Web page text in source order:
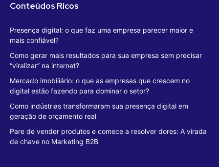
Conteúdos Ricos
Presença digital: o que faz uma empresa parecer maior e
mais confiável?
Como gerar mais resultados para sua empresa sem precisar
“viralizar” na internet?
Mercado imobiliário: o que as empresas que crescem no
digital estão fazendo para dominar o setor?
Como indústrias transformaram sua presença digital em
geração de orçamento real
Pare de vender produtos e comece a resolver dores: A virada
de chave no Marketing B2B